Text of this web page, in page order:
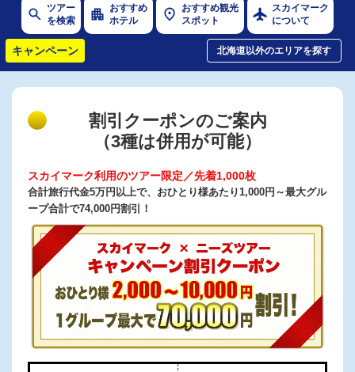
キャンペーン
ツアー
を検索
おすすめ
ホテル
おすすめ観光
スポット
スカイマーク
について
北海道以外のエリアを探す
割引クーポンのご案内
（3種は併用が可能）
スカイマーク利用のツアー限定／先着1,000枚
合計旅行代金5万円以上で、おひとり様あたり1,000円～最大グル
ープ合計で74,000円割引！